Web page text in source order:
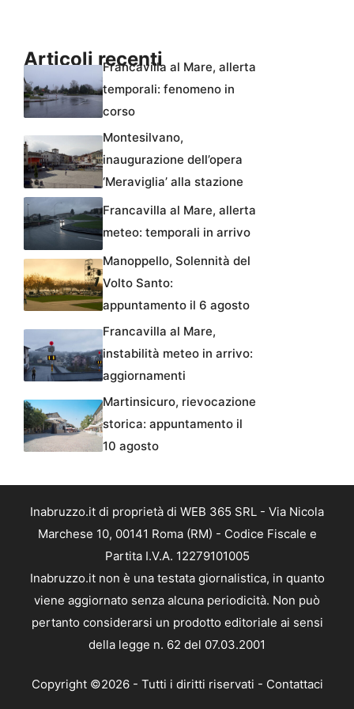
Articoli recentiFrancavilla al Mare, allerta
temporali: fenomeno in
corso
Montesilvano,
inaugurazione dell’opera
‘Meraviglia’ alla stazione
Francavilla al Mare, allerta
meteo: temporali in arrivo
Manoppello, Solennità del
Volto Santo:
appuntamento il 6 agosto
Francavilla al Mare,
instabilità meteo in arrivo:
aggiornamenti
Martinsicuro, rievocazione
storica: appuntamento il
10 agosto
Inabruzzo.it di proprietà di WEB 365 SRL - Via Nicola
Marchese 10, 00141 Roma (RM) - Codice Fiscale e
Partita I.V.A. 12279101005
Inabruzzo.it non è una testata giornalistica, in quanto
viene aggiornato senza alcuna periodicità. Non può
pertanto considerarsi un prodotto editoriale ai sensi
della legge n. 62 del 07.03.2001
Copyright ©2026 - Tutti i diritti riservati - Contattaci